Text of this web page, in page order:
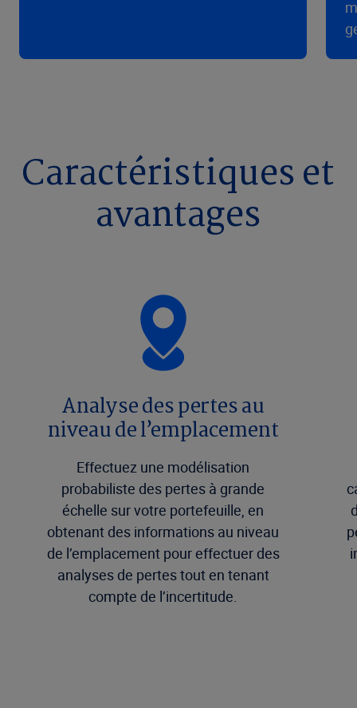
Caractéristiques et
avantages
Analyse des pertes au
niveau de l’emplacement
Effectuez une modélisation
probabiliste des pertes à grande
échelle sur votre portefeuille, en
obtenant des informations au niveau
de l’emplacement pour effectuer des
analyses de pertes tout en tenant
compte de l’incertitude.